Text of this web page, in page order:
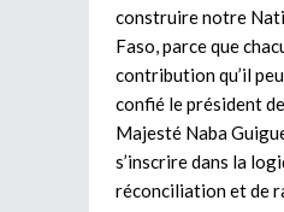
construire notre
Faso, parce que
contribution qu’il
confié le président
Majesté Naba
s’inscrire dans la
réconciliation et de